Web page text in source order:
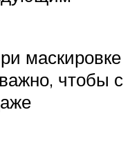
маскировке
чтобы с